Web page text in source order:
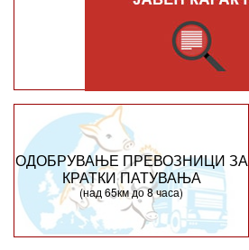
ОДОБРУВАЊЕ ПРЕВОЗНИЦИ ЗА
КРАТКИ ПАТУВАЊА
(над 65км до 8 часа)